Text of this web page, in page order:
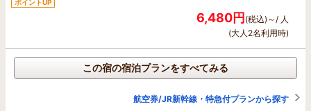
ポイントUP
6,480円(税込)～/ 人
(大人2名利用時)
この宿の宿泊プランをすべてみる
航空券/JR新幹線・特急付プランから探す